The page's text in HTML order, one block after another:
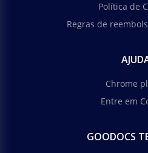
Política de
Regras de
Chrome
Entre em
GOODOCS